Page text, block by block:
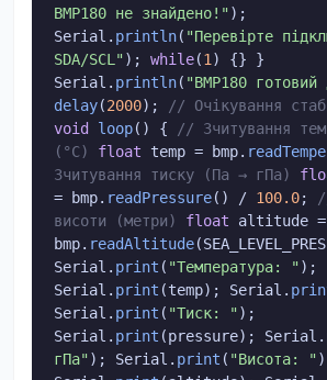
BMP180 не знайдено!");
Serial. println( "Перевірте
SDA/SCL"); while(1 ) {} }
Serial. println( "BMP180
delay(2000); // Очікування
void
loop() {
// Зчитування
(°C)
float temp = bmp.
Зчитування тиску (Па → гПа)
= bmp. readPressure() / 100.0;
висоти (метри)
float altitude =
bmp. readAltitude
Serial. print ( "Температура: ");
Serial. print (temp); Serial.
Serial. print ( "Тиск: ");
Serial. print (pressure); Serial.
гПа"); Serial. print ( "Висота: "